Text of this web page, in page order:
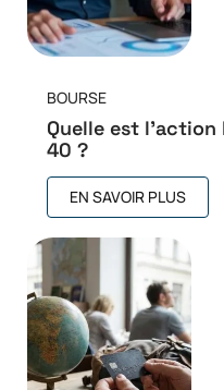
BOURSE
Quelle est l’action
40 ?
EN SAVOIR PLUS